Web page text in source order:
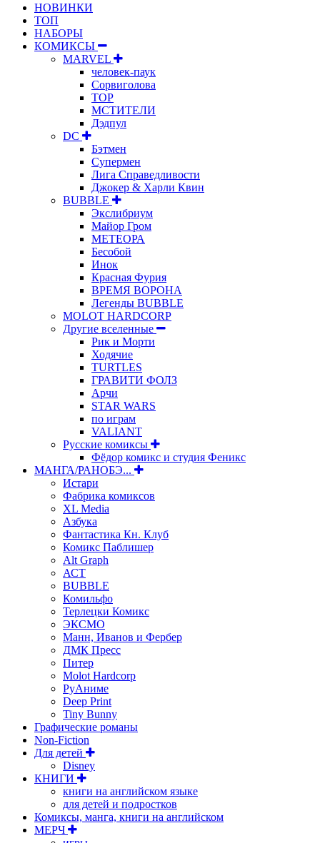
НОВИНКИ
ТОП
НАБОРЫ
КОМИКСЫ
MARVEL
человек-паук
Сорвиголова
ТОР
МСТИТЕЛИ
Дэдпул
DC
Бэтмен
Супермен
Лига Справедливости
Джокер & Харли Квин
BUBBLE
Экслибриум
Майор Гром
МЕТЕОРА
Бесобой
Инок
Красная Фурия
ВРЕМЯ ВОРОНА
Легенды BUBBLE
MOLOT HARDCORP
Другие вселенные
Рик и Морти
Ходячие
TURTLES
ГРАВИТИ ФОЛЗ
Арчи
STAR WARS
по играм
VALIANT
Русские комиксы
Фёдор комикс и студия Феникс
МАНГА/РАНОБЭ...
Истари
Фабрика комиксов
XL Media
Азбука
Фантастика Кн. Клуб
Комикс Паблишер
Alt Graph
АСТ
BUBBLE
Комильфо
Терлецки Комикс
ЭКСМО
Манн, Иванов и Фербер
ДМК Пресс
Питер
Molot Hardcorp
РуАниме
Deep Print
Tiny Bunny
Графические романы
Non-Fiction
Для детей
Disney
КНИГИ
книги на английском языке
для детей и подростков
Комиксы, манга, книги на английском
МЕРЧ